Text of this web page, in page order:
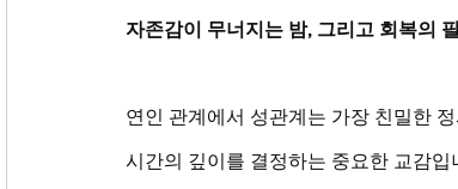
자존감이 무너지는 밤, 그리고 회복의
연인 관계에서 성관계는 가장 친밀한
시간의 깊이를 결정하는 중요한 교감